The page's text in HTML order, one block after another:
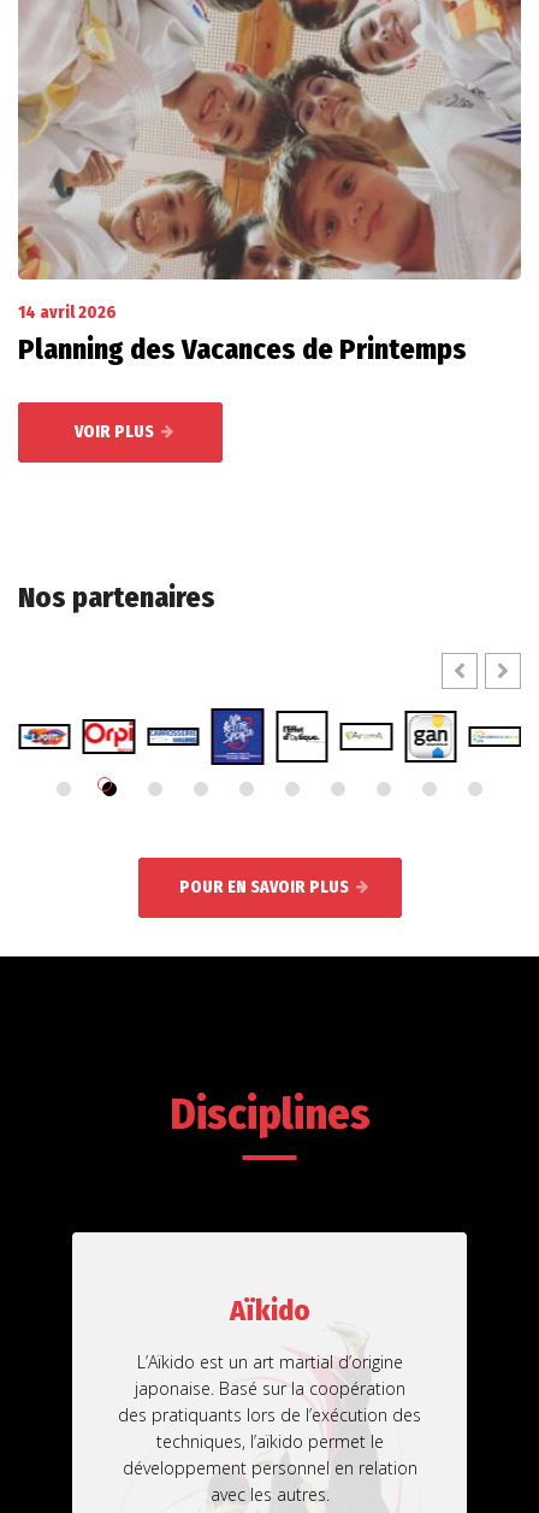
14 avril 2026
Planning des Vacances de Printemps
VOIR PLUS
Nos partenaires
POUR EN SAVOIR PLUS
Disciplines
Aïkido
L’Aïkido est un art martial d’origine
japonaise. Basé sur la coopération
des pratiquants lors de l’exécution des
techniques, l’aïkido permet le
développement personnel en relation
avec les autres.